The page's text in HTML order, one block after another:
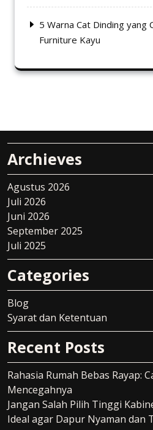
5 Warna Cat Dinding yang
Furniture Kayu
Archieves
Agustus 2026
Juli 2026
Juni 2026
September 2025
Juli 2025
Categories
Blog
Syarat dan Ketentuan
Recent Posts
Rahasia Rumah Bebas Rayap:
Mencegahnya
Jangan Salah Pilih Tinggi
Ideal agar Dapur Nyaman dan